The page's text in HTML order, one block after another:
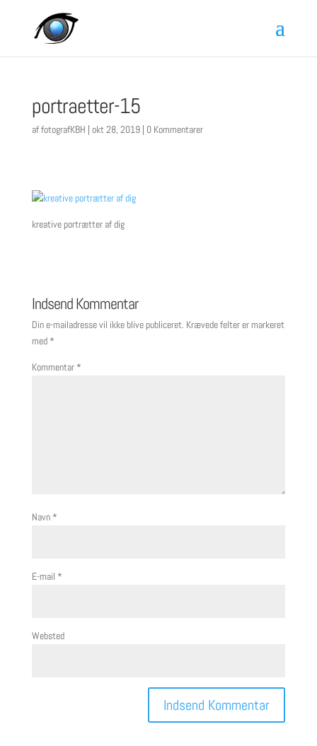
portraetter-15
affotografKBH | okt 28, 2019| 0 Kommentarer
kreative portrætter af dig
Indsend Kommentar
Din e-mailadresse vil ikke blive publiceret. Krævede felter er markeret
med *
Kommentar *
Navn *
E-mail *
Websted